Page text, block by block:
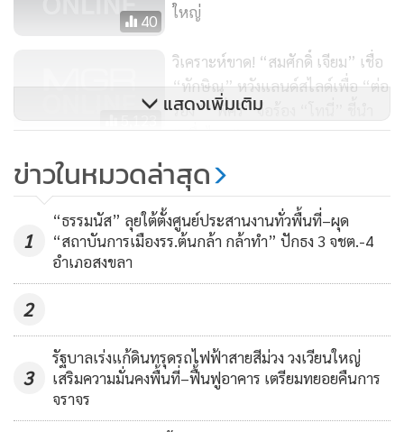
40
ใหญ่
5,123
วิเคราะห์ขาด! “สมศักดิ์ เจียม” เชื่อ
“ทักษิณ” หวังแลนด์สไลด์เพื่อ “ต่อ
รอง” “พี่ศรี” จ่อร้อง “โทนี่” ชี้นำ
“เพื่อไทย”
2,412
“อนุทิน” หัวเราะ หลังสื่อถาม
นโยบายค่าแรง 600 บาท “พรรค
เพื่อไทย” ชื่นชมคนคิดนโยบาย
ทำได้จริงหรือไม่ ไม่ขอวิจารณ์ เหตุ
แสดงเพิ่มเติม
ข่าวในหมวดล่าสุด
1
“ธรรมนัส” ลุยใต้ตั้งศูนย์ประสานงานทั่วพื้นที่–ผุด
“สถาบันการเมืองรร.ต้นกล้า กล้าทำ” ปักธง 3 จชต.-4
อำเภอสงขลา
2
3
รัฐบาลเร่งแก้ดินทรุดรถไฟฟ้าสายสีม่วง วงเวียนใหญ่
เสริมความมั่นคงพื้นที่–ฟื้นฟูอาคาร เตรียมทยอยคืนการ
จราจร